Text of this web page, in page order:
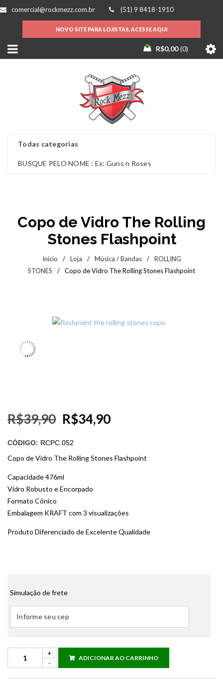
comercial@rockmezz.com.br (51) 9 8418-1910
NOVO SITE PARA LOJISTAS, ACESSE AQUI
R$0,00 0
Copo de Vidro The Rolling
Stones Flashpoint
Início / Loja / Música / Bandas /
ROLLING
STONES
/ Copo de Vidro The Rolling Stones Flashpoint
R$39,90 R$34,90
CÓDIGO: RCPC 052
Copo de Vidro The Rolling Stones Flashpoint
Capacidade 476ml
Vidro Robusto e Encorpado
Formato Cônico
Embalagem KRAFT com 3 visualizações
Produto Diferenciado de Excelente Qualidade
Simulação de frete
ADICIONAR AO CARRINHO